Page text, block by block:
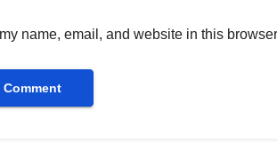
name, email, and website in this